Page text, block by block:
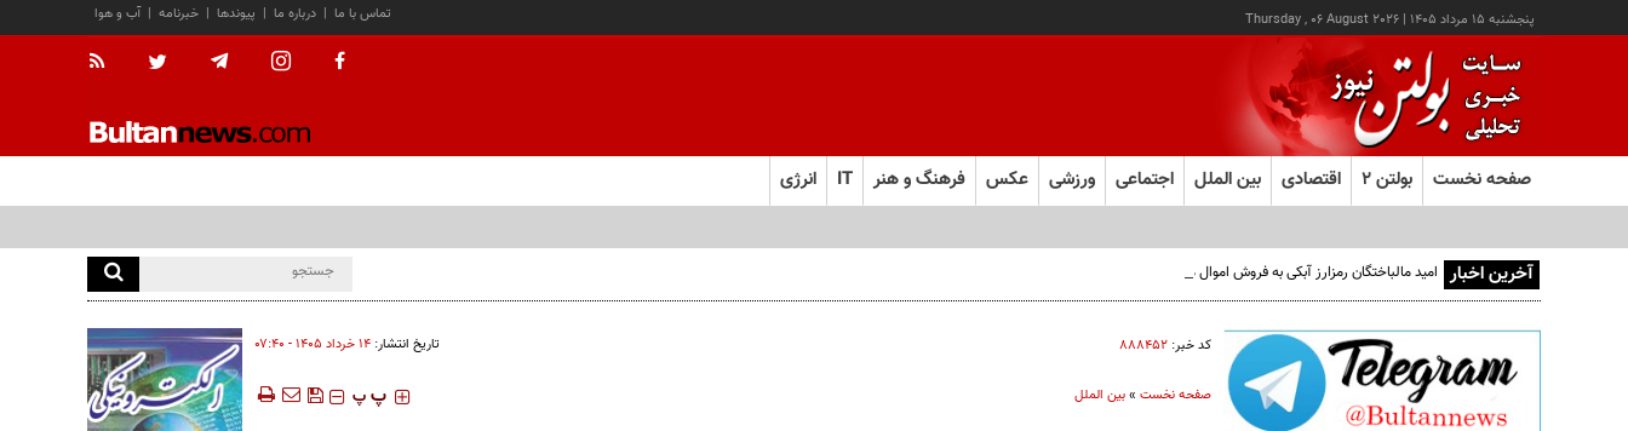
پنجشنبه ۱۵ مرداد ۱۴۰۵ |
Thursday , 06 August 2026 آب و هوا | خبرنامه | پیوندها | درباره ما | تماس با ما
صفحه نخست بولتن ۲ اقتصادی بین الملل اجتماعی ورزشی عکس فرهنگ و هنر IT انرژی
آخرین اخبار امید مالباختگان رمزارز آبکی به فروش اموال محکومان
کد خبر: ۸۸۸۴۵۲ تاریخ انتشار: ۱۴ خرداد ۱۴۰۵ - ۰۷:۴۰
صفحه نخست»بین الملل ‍‍‍ پ پ